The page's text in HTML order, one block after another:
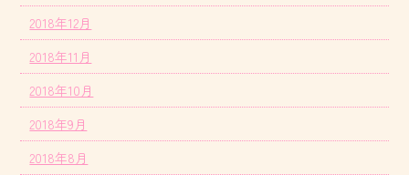
2018年12月
2018年11月
2018年10月
2018年9月
2018年8月